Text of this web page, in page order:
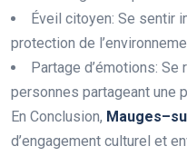
Éveil citoyen: Se sentir
protection de
Partage d’émotions: Se
personnes partageant une
En Conclusion, Mauges–su
d’engagement culturel et